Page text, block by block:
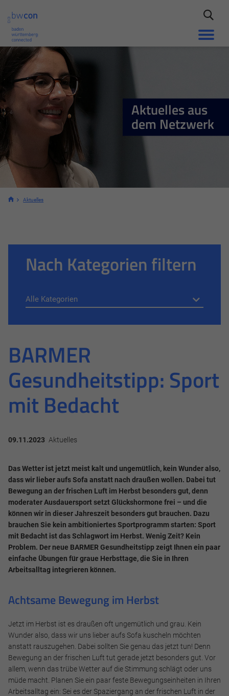
Aktuelles aus
dem Netzwerk
Aktuelles
Nach Kategorien filtern
BARMER
Gesundheitstipp: Sport
mit Bedacht
09.11.2023 Aktuelles
Das Wetter ist jetzt meist kalt und ungemütlich, kein Wunder also,
dass wir lieber aufs Sofa anstatt nach draußen wollen. Dabei tut
Bewegung an der frischen Luft im Herbst besonders gut, denn
moderater Ausdauersport setzt Glückshormone frei – und die
können wir in dieser Jahreszeit besonders gut brauchen. Dazu
brauchen Sie kein ambitioniertes Sportprogramm starten: Sport
mit Bedacht ist das Schlagwort im Herbst. Wenig Zeit? Kein
Problem. Der neue BARMER Gesundheitstipp zeigt Ihnen ein paar
einfache Übungen für graue Herbsttage, die Sie in Ihren
Arbeitsalltag integrieren können.
Achtsame Bewegung im Herbst
Jetzt im Herbst ist es draußen oft ungemütlich und grau. Kein
Wunder also, dass wir uns lieber aufs Sofa kuscheln möchten
anstatt rauszugehen. Dabei sollten Sie genau das jetzt tun! Denn
Bewegung an der frischen Luft tut gerade jetzt besonders gut. Vor
allem, wenn das trübe Wetter auf die Stimmung schlägt oder uns
müde macht. Planen Sie ein paar feste Bewegungseinheiten in Ihren
Arbeitsalltag ein: Sei es der Spaziergang an der frischen Luft in der